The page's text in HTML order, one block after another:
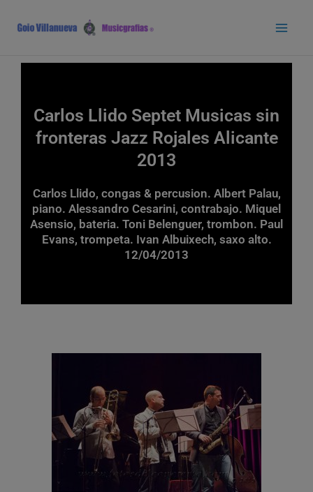
contenido
Carlos Llido Septet Musicas sin
fronteras Jazz Rojales Alicante
2013
Carlos Llido, congas & percusion. Albert Palau,
piano. Alessandro Cesarini, contrabajo. Miquel
Asensio, bateria. Toni Belenguer, trombon. Paul
Evans, trompeta. Ivan Albuixech, saxo alto.
12/04/2013